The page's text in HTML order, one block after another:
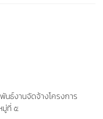
นธ์งานจัดจ้างโครงการ
มู่ที่ ๕